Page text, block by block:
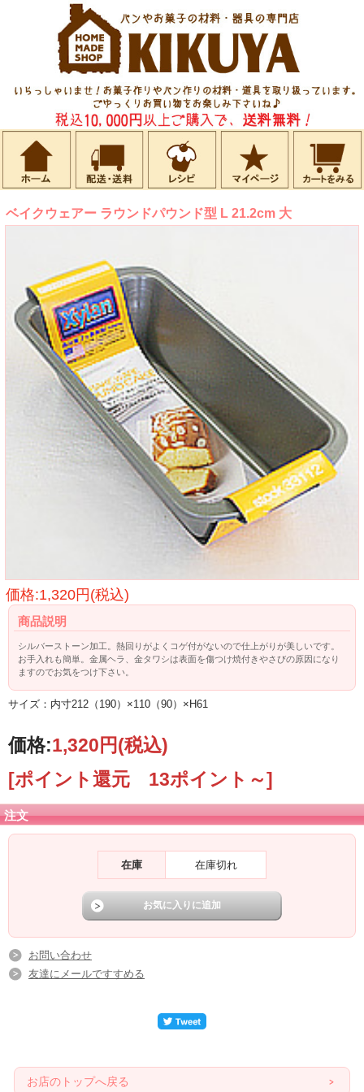
ベイクウェアー ラウンドパウンド型 L 21.2cm 大
価格:1,320円(税込)
商品説明
シルバーストーン加工。熱回りがよくコゲ付がないので仕上がりが美しいです。
お手入れも簡単。金属ヘラ、金タワシは表面を傷つけ焼付きやさびの原因になり
ますのでお気をつけ下さい。
サイズ：内寸212（190）×110（90）×H61
価格:1,320円(税込)
[ポイント還元 13ポイント～]
注文
在庫 在庫切れ
お問い合わせ
友達にメールですすめる
お店のトップへ戻る